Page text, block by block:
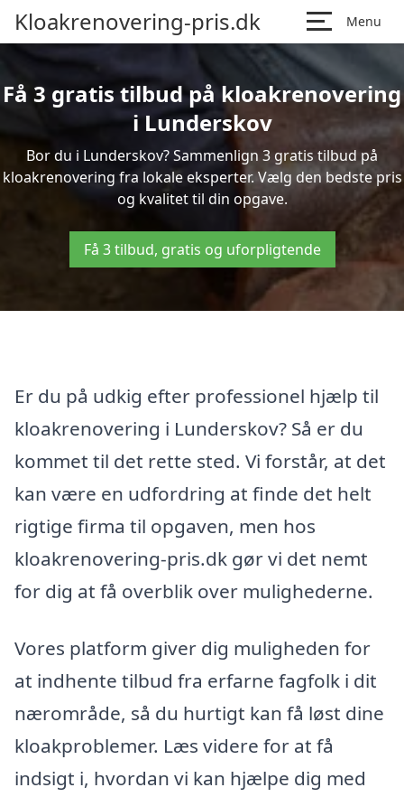
Kloakrenovering-pris.dk Menu
Få 3 gratis tilbud på kloakrenovering
i Lunderskov
Bor du i Lunderskov? Sammenlign 3 gratis tilbud på
kloakrenovering fra lokale eksperter. Vælg den bedste pris
og kvalitet til din opgave.
Få 3 tilbud, gratis og uforpligtende
Er du på udkig efter professionel hjælp til
kloakrenovering i Lunderskov? Så er du
kommet til det rette sted. Vi forstår, at det
kan være en udfordring at finde det helt
rigtige firma til opgaven, men hos
kloakrenovering-pris.dk gør vi det nemt
for dig at få overblik over mulighederne.
Vores platform giver dig muligheden for
at indhente tilbud fra erfarne fagfolk i dit
nærområde, så du hurtigt kan få løst dine
kloakproblemer. Læs videre for at få
indsigt i, hvordan vi kan hjælpe dig med